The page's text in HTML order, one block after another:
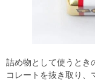
詰め物として使うとき
コレートを抜き取り、